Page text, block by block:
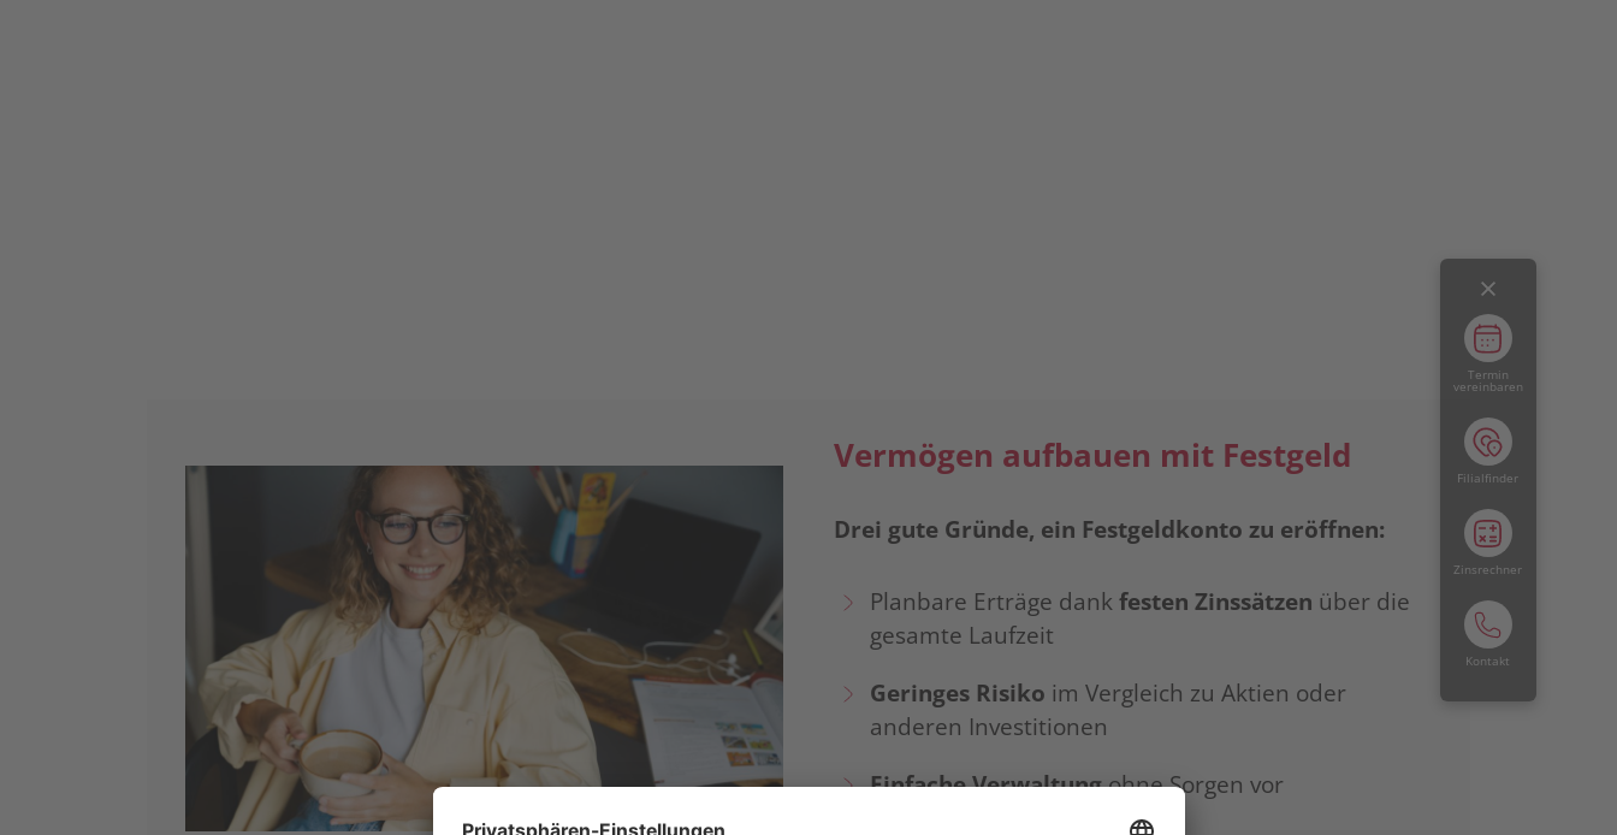
Vermögen aufbauen mit Festgeld
Drei gute Gründe, ein Festgeldkonto zu eröffnen:
Planbare Erträge dankfesten Zinssätzen über die
gesamte Laufzeit
Geringes Risiko im Vergleich zu Aktien oder
anderen Investitionen
Einfache Verwaltungohne Sorgen vor
Termin
vereinbaren
Filialfinder
Zinsrechner
Kontakt